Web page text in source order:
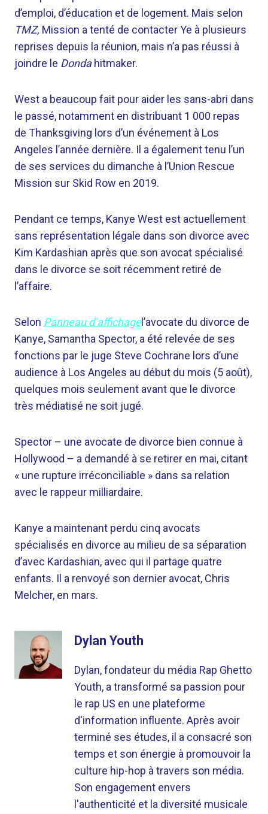
d’emploi, d’éducation et de logement. Mais selon
TMZ, Mission a tenté de contacter Ye à plusieurs
reprises depuis la réunion, mais n’a pas réussi à
joindre le Dondahitmaker.
West a beaucoup fait pour aider les sans-abri dans
le passé, notamment en distribuant 1 000 repas
de Thanksgiving lors d’un événement à Los
Angeles l’année dernière. Il a également tenu l’un
de ses services du dimanche à l’Union Rescue
Mission sur Skid Row en 2019.
Pendant ce temps, Kanye West est actuellement
sans représentation légale dans son divorce avec
Kim Kardashian après que son avocat spécialisé
dans le divorce se soit récemment retiré de
l’affaire.
Selon Panneau d’affichagel’avocate du divorce de
Kanye, Samantha Spector, a été relevée de ses
fonctions par le juge Steve Cochrane lors d’une
audience à Los Angeles au début du mois (5 août),
quelques mois seulement avant que le divorce
très médiatisé ne soit jugé.
Spector – une avocate de divorce bien connue à
Hollywood – a demandé à se retirer en mai, citant
« une rupture irréconciliable » dans sa relation
avec le rappeur milliardaire.
Kanye a maintenant perdu cinq avocats
spécialisés en divorce au milieu de sa séparation
d’avec Kardashian, avec qui il partage quatre
enfants. Il a renvoyé son dernier avocat, Chris
Melcher, en mars.
Dylan Youth
Dylan, fondateur du média Rap Ghetto
Youth, a transformé sa passion pour
le rap US en une plateforme
d'information influente. Après avoir
terminé ses études, il a consacré son
temps et son énergie à promouvoir la
culture hip-hop à travers son média.
Son engagement envers
l'authenticité et la diversité musicale